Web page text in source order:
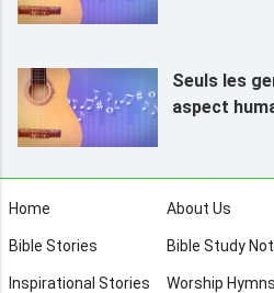
Seuls les
aspect
Home About Us
Bible Stories Bible Study
Inspirational Stories Worship Hymns